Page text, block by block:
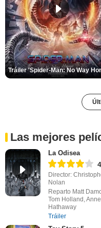
Tráiler 'Spider-Man: No Way
Las mejores
La Odisea
Director:
Nolan
Reparto Matt
Tom Holland, Anne
Hathaway
Tráiler